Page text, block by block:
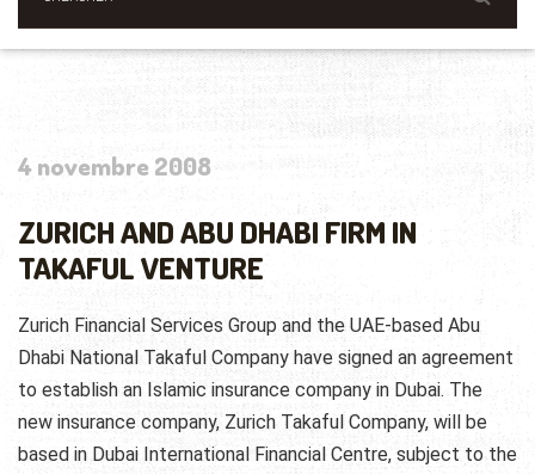
4 novembre 2008
ZURICH AND ABU DHABI FIRM IN
TAKAFUL VENTURE
Zurich Financial Services Group and the UAE-based Abu
Dhabi National Takaful Company have signed an agreement
to establish an Islamic insurance company in Dubai. The
new insurance company, Zurich Takaful Company, will be
based in Dubai International Financial Centre, subject to the